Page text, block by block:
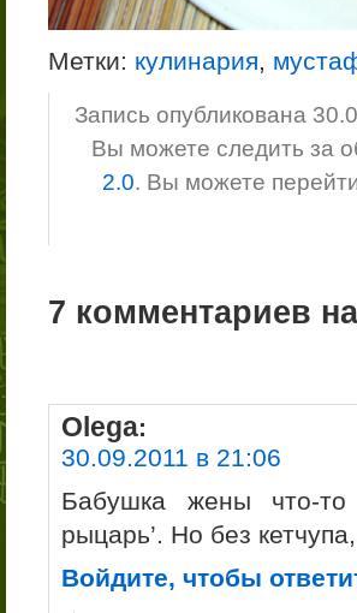
Метки: кулинария,
Запись опубликована
Вы можете следить за
2.0. Вы можете
7 комментариев
Olega:
30.09.2011 в 21:06
Бабушка жены что-то
рыцарь’. Но без
Войдите, чтобы